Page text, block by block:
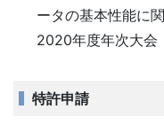
ータの基本性能に
2020年度年次大会
特許申請